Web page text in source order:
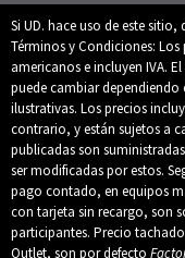
Si UD. hace uso de este sitio,
Términos y Condiciones: Los
americanos e incluyen IVA.
puede cambiar
ilustrativas. Los precios
contrario, y están sujetos a
publicadas son
ser modificadas por estos.
pago contado, en equipos
con tarjeta sin recargo, son
participantes. Precio
Outlet, son por defecto